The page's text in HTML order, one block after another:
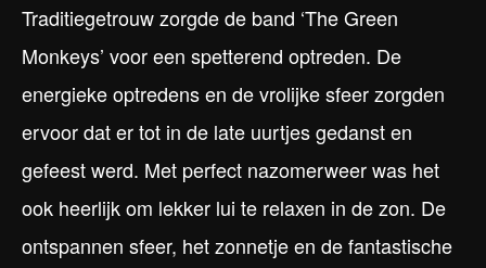
Traditiegetrouw zorgde de band ‘The Green
Monkeys’ voor een spetterend optreden. De
energieke optredens en de vrolijke sfeer zorgden
ervoor dat er tot in de late uurtjes gedanst en
gefeest werd. Met perfect nazomerweer was het
ook heerlijk om lekker lui te relaxen in de zon. De
ontspannen sfeer, het zonnetje en de fantastische